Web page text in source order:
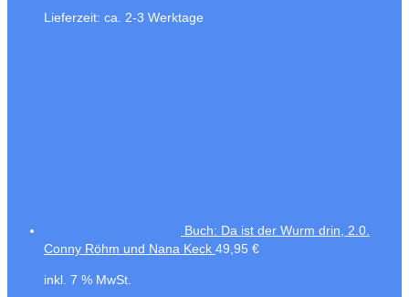
Lieferzeit: ca. 2-3 Werktage
Buch: Da ist der Wurm drin, 2.0.
Conny Röhm und Nana Keck 49,95 €
inkl. 7 % MwSt.